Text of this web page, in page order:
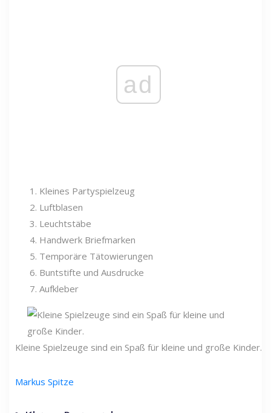
ad
Kleines Partyspielzeug
Luftblasen
Leuchtstäbe
Handwerk Briefmarken
Temporäre Tätowierungen
Buntstifte und Ausdrucke
Aufkleber
Kleine Spielzeuge sind ein Spaß für kleine und große Kinder.
Markus Spitze